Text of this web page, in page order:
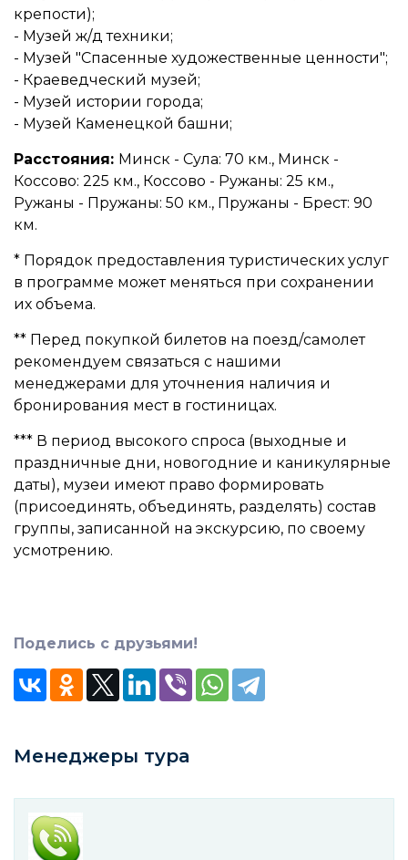
крепости);
- Музей ж/д техники;
- Музей "Спасенные художественные ценности";
- Краеведческий музей;
- Музей истории города;
- Музей Каменецкой башни;
Расстояния: Минск - Сула: 70 км., Минск -
Коссово: 225 км., Коссово - Ружаны: 25 км.,
Ружаны - Пружаны: 50 км., Пружаны - Брест: 90
км.
* Порядок предоставления туристических услуг
в программе может меняться при сохранении
их объема.
** Перед покупкой билетов на поезд/самолет
рекомендуем связаться с нашими
менеджерами для уточнения наличия и
бронирования мест в гостиницах.
*** В период высокого спроса (выходные и
праздничные дни, новогодние и каникулярные
даты), музеи имеют право формировать
(присоединять, объединять, разделять) состав
группы, записанной на экскурсию, по своему
усмотрению.
Поделись с друзьями!
Менеджеры тура